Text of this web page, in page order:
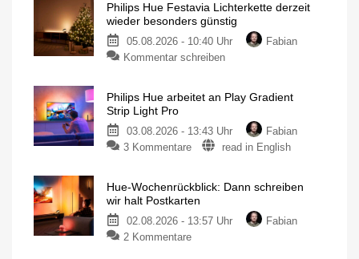
Philips Hue Festavia Lichterkette derzeit
wieder besonders günstig
05.08.2026 - 10:40 Uhr
Fabian
Kommentar schreiben
Philips Hue arbeitet an Play Gradient
Strip Light Pro
03.08.2026 - 13:43 Uhr
Fabian
3 Kommentare
read in English
Hue-Wochenrückblick: Dann schreiben
wir halt Postkarten
02.08.2026 - 13:57 Uhr
Fabian
2 Kommentare